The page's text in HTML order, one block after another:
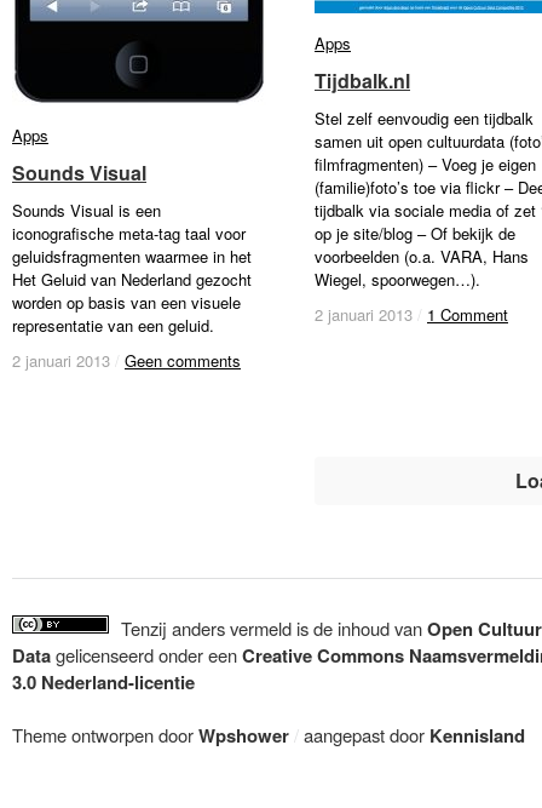
Apps
Sounds Visual
Sounds Visual is een
iconografische meta-tag taal voor
geluidsfragmenten waarmee in het
Het Geluid van Nederland gezocht
worden op basis van een visuele
representatie van een geluid.
2 januari 2013 / Geen comments
Apps
Sounds Visual
2 januari 2013 / Geen comments
Apps
Tijdbalk.nl
Stel zelf eenvoudig een tijdbalk
samen uit open cultuurdata
filmfragmenten) – Voeg je eigen
(familie)foto’s toe via flickr –
tijdbalk via sociale media of zet
op je site/blog – Of bekijk de
voorbeelden (o.a. VARA, Hans
Wiegel, spoorwegen…).
2 januari 2013 / 1 Comment
Apps
Tijdbalk.nl
2 januari 2013 / 1 Comment
Tenzij anders vermeld is de inhoud vanOpen Cultuur
Datagelicenseerd onder eenCreative Commons
3.0 Nederland-licentie
Theme ontworpen doorWpshower /aangepast door Kennisland